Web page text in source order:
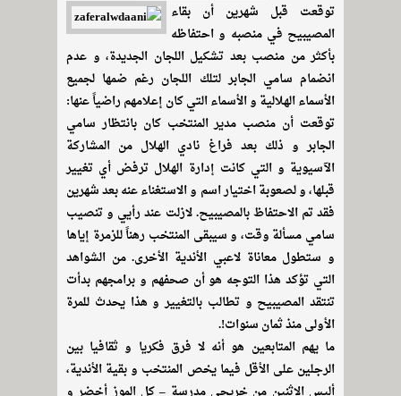
توقعت قبل شهرين أن بقاء
المصيبيح في منصبه و احتفاظه
بأكثر من منصب بعد تشكيل اللجان الجديدة، و عدم
انضمام سامي الجابر لتلك اللجان رغم ضمها لجميع
الأسماء الهلالية و الأسماء التي كان إعلامهم راضياً عنها:
توقعت أن منصب مدير المنتخب كان بانتظار سامي
الجابر و ذلك بعد فراغ نادي الهلال من المشاركة
الآسيوية و التي كانت إدارة الهلال ترفض أي تغيير
قبلها، و لصعوبة اختيار اسم و الاستغناء عنه بعد شهرين
فقد تم الاحتفاظ بالمصيبيح. لازلت عند رأيي و تنصيب
سامي مسألة وقت، و سيبقى المنتخب رهناً للزمرة إياها
و ستطول معاناة لاعبي الأندية الأخرى. من الشواهد
التي تؤكد هذا التوجه هو أن صحفهم و برامجهم بدأت
تنتقد المصيبيح و تطالب بالتغيير و هذا يحدث للمرة
الأولى منذ ثمان سنوات!.
ما يهم المتابعين هو أنه لا فرق فكريا و ثقافيا بين
الرجلين على الأقل فيما يخص المنتخب و بقية الأندية،